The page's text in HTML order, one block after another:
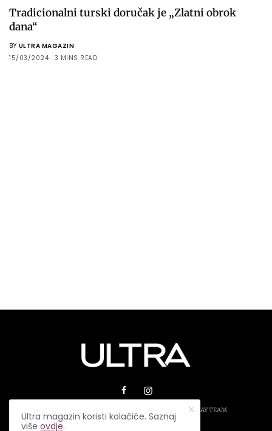
Tradicionalni turski doručak je „Zlatni obrok
dana“
BY ULTRA MAGAZIN
15/03/2024
3 MINS READ
© 2026 ULTRA MAGAZIN. SVA PRAVA ZADRŽANA.PLAY TEAM
Ultra magazin koristi kolačiće. Saznaj
višeovdje.